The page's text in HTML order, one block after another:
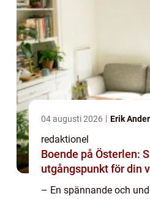
04 augusti 2026 Erik
redaktionel
Boende på Österlen:
utgångspunkt för din
– En spännande och